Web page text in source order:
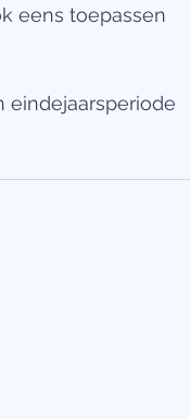
eens toepassen
eindejaarsperiode